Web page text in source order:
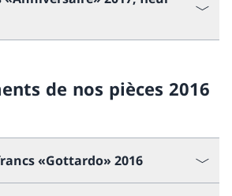
de nos pièces 2016
«Gottardo» 2016